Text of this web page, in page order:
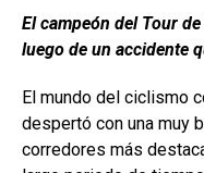
El campeón del Tour
luego de un accidente
El mundo del ciclismo
despertó con una muy
corredores más